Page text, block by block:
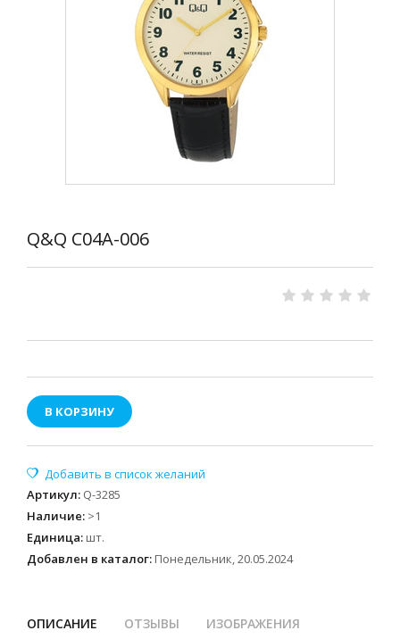
Q&Q C04A-006
В КОРЗИНУ
Артикул: Q-3285
Наличие: >1
Единица: шт.
Добавлен в каталог: Понедельник, 20.05.2024
ОПИСАНИЕ ОТЗЫВЫ ИЗОБРАЖЕНИЯ